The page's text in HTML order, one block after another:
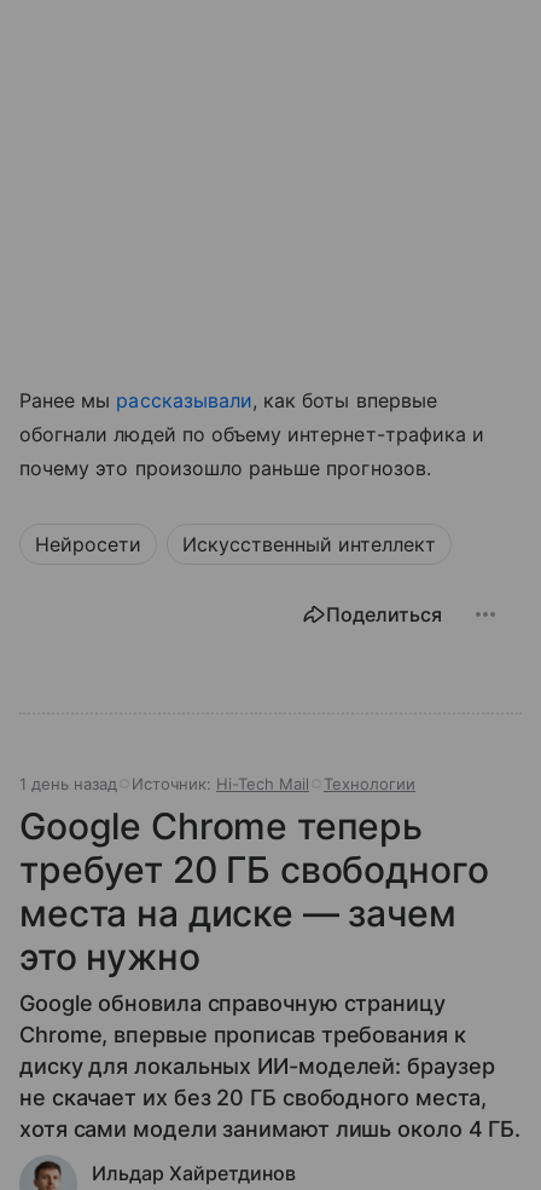
Ранее мы рассказывали, как боты впервые
обогнали людей по объему интернет-трафика и
почему это произошло раньше прогнозов.
Нейросети Искусственный интеллект
Поделиться
1 день назад Источник: Hi-Tech Mail Технологии
Google Chrome теперь
требует 20 ГБ свободного
места на диске — зачем
это нужно
Google обновила справочную страницу
Chrome, впервые прописав требования к
диску для локальных ИИ-моделей: браузер
не скачает их без 20 ГБ свободного места,
хотя сами модели занимают лишь около 4 ГБ.
Ильдар Хайретдинов